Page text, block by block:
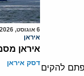
להקים
6 אוגוסט, 2026
איראן
איראן
דסק איראן